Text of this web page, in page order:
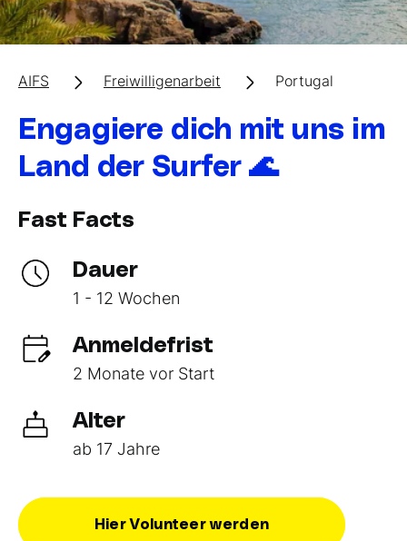
AIFS Freiwilligenarbeit Portugal
Engagiere dich mit uns im
Land der Surfer 🌊
Fast Facts
Dauer
1 - 12 Wochen
Anmeldefrist
2 Monate vor Start
Alter
ab 17 Jahre
Hier Volunteer werden